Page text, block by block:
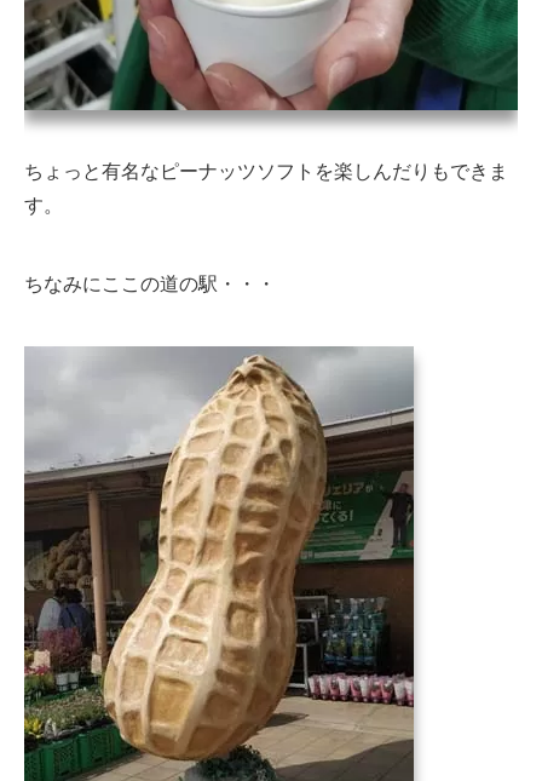
ちょっと有名なピーナッツソフトを楽しんだりもできま
す。
ちなみにここの道の駅・・・